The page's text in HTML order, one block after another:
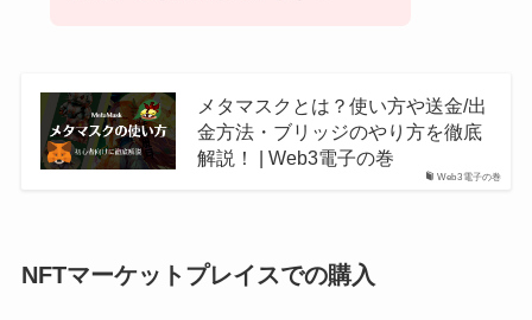
Web3電子の巻
メタマスクとは？使い方や送金/出
金方法・ブリッジのやり方を徹底
解説！ | Web3電子の巻
NFTマーケットプレイスでの購入